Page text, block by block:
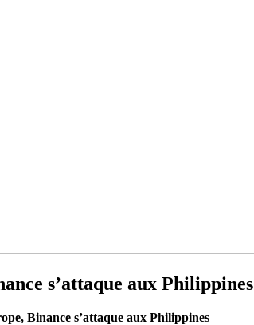
s’attaque aux Philippines
Binance s’attaque aux Philippines